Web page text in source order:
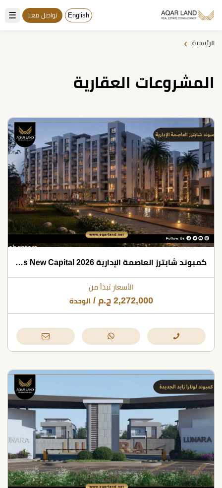
☰ English تواصل معنا
الرئيسية ›
المشروعات العقارية
كمبوند شابترز العاصمة الإدارية 2026 Chapters New Capital
الأسعار تبدأ من
2,272,000 ج.م / الوحدة